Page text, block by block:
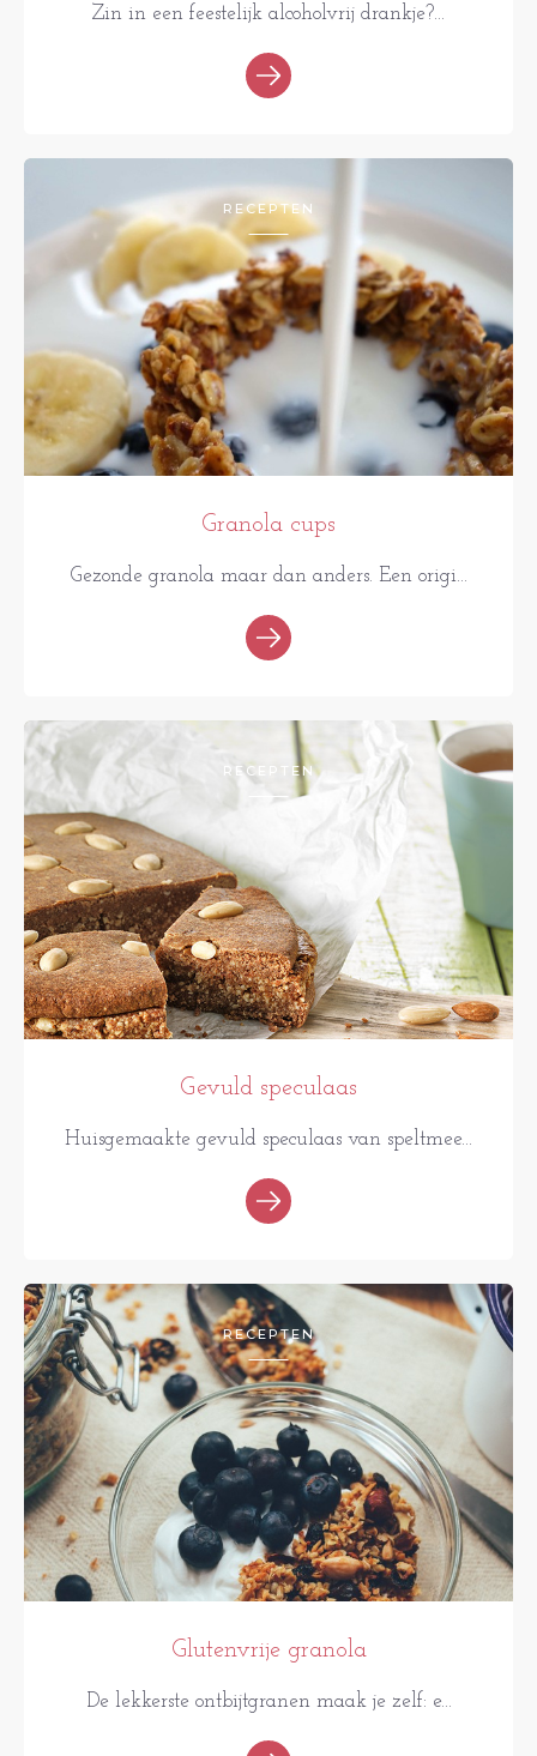
Zin in een feestelijk alcoholvrij drankje?...
RECEPTEN
Granola cups
Gezonde granola maar dan anders. Een origi...
RECEPTEN
Gevuld speculaas
Huisgemaakte gevuld speculaas van speltmee...
RECEPTEN
Glutenvrije granola
De lekkerste ontbijtgranen maak je zelf: e...